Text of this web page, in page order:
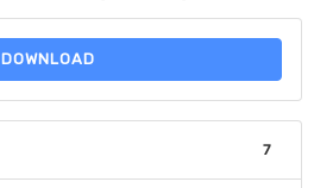
DOWNLOAD
7